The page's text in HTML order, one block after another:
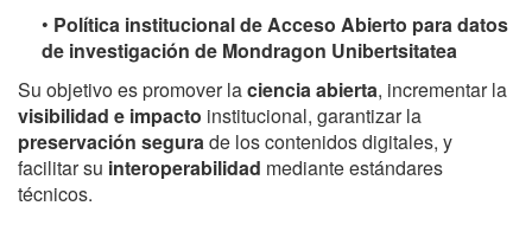
• Política institucional de Acceso Abierto para datos
de investigación de Mondragon Unibertsitatea
Su objetivo es promover laciencia abierta, incrementar la
visibilidad e impacto institucional, garantizar la
preservación segurade los contenidos digitales, y
facilitar su interoperabilidad mediante estándares
técnicos.